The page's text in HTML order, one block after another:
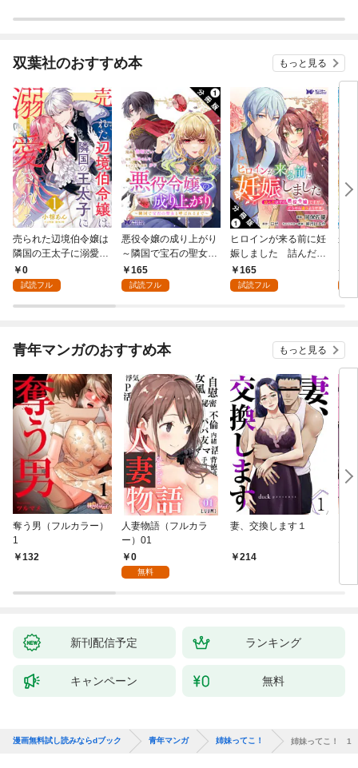
双葉社のおすすめ本 もっと見る
売られた辺境伯令嬢は
隣国の王太子に溺愛さ
れる 1
0
試読フル
悪役令嬢の成り上がり
～隣国で宝石の聖女と
呼ばれるまで～（コミ
ック） 分冊版 1
165
試読フル
ヒロインが来る前に妊
娠しました 詰んだは
ずの悪役令嬢ですが、
どうやら違うようです
165
試読フル
か
青年マンガのおすすめ本 もっと見る
奪う男（フルカラー）
1
132
人妻物語（フルカラ
ー）01
0
無料
妻、交換します１
214
な
新刊配信予定 ランキング
キャンペーン 無料
漫画無料試し読みならdブック 青年マンガ 姉妹ってこ！ 姉妹ってこ！ 1